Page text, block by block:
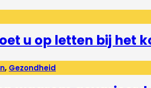
u op letten bij het
, Gezondheid